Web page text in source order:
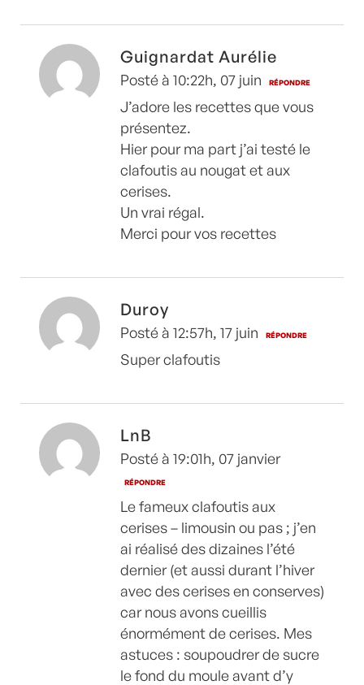
Guignardat Aurélie
Posté à 10:22h, 07 juin RÉPONDRE
J’adore les recettes que vous
présentez.
Hier pour ma part j’ai testé le
clafoutis au nougat et aux
cerises.
Un vrai régal.
Merci pour vos recettes
Duroy
Posté à 12:57h, 17 juin RÉPONDRE
Super clafoutis
LnB
Posté à 19:01h, 07 janvier
RÉPONDRE
Le fameux clafoutis aux
cerises – limousin ou pas ; j’en
ai réalisé des dizaines l’été
dernier (et aussi durant l’hiver
avec des cerises en conserves)
car nous avons cueillis
énormément de cerises. Mes
astuces : soupoudrer de sucre
le fond du moule avant d’y